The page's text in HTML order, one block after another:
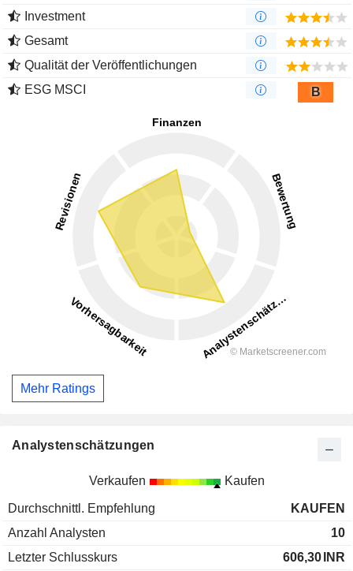
Investment
Gesamt
Qualität der Veröffentlichungen
ESG MSCI
B
Mehr Ratings
Analystenschätzungen
Verkaufen Kaufen
Durchschnittl. Empfehlung
KAUFEN
Anzahl Analysten
10
Letzter Schlusskurs
606,30 INR